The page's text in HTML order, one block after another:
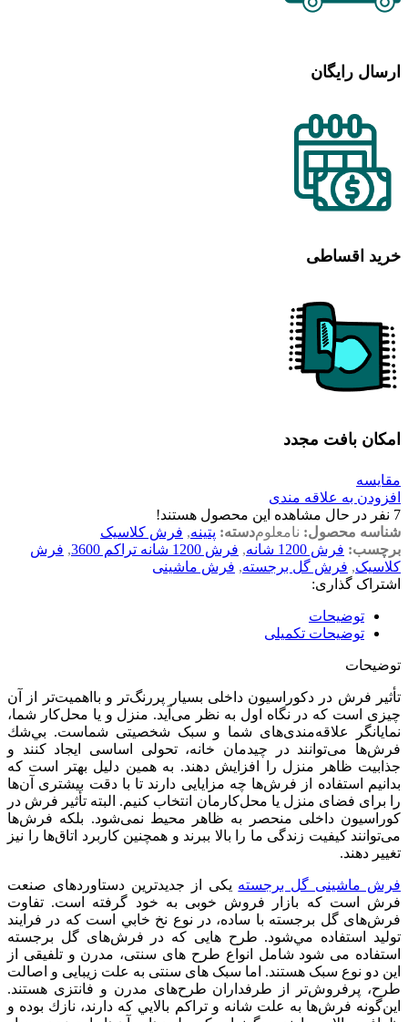
ارسال رایگان
خرید اقساطی
امکان بافت مجدد
مقایسه
افزودن به علاقه مندی
7 نفر در حال مشاهده این محصول هستند!
شناسه محصول: نامعلومدسته: پتینه, فرش کلاسیک
برچسب: فرش 1200 شانه , فرش 1200 شانه تراکم 3600 , فرش
کلاسیک, فرش گل برجسته, فرش ماشینی
اشتراک گذاری:
توضیحات
توضیحات تکمیلی
توضیحات
تأثیر فرش در دکوراسیون داخلی بسیار پررنگ‌تر و بااهمیت‌تر از آن
چیزی است که در نگاه اول به نظر می‌آید. منزل و یا محل‌کار شما،
نمایانگر علاقه‌مندی‌های شما و سبک شخصیتی شماست. بي‌شك
فرش‌ها می‌توانند در چیدمان خانه، تحولی اساسی ایجاد کنند و
جذابيت ظاهر منزل را افزايش دهند. به همین دلیل بهتر است که
بدانیم استفاده از فرش‌ها چه مزایایی دارند تا با دقت بیشتری آن‌ها
را برای فضای منزل یا محل‌کارمان انتخاب کنیم. البته تأثیر فرش در
کوراسیون داخلی منحصر به ظاهر محیط نمی‌شود. بلکه فرش‌ها
می‌توانند کیفیت زندگی ما را بالا ببرند و همچنین کاربرد اتاق‌ها را نیز
تغییر دهند.
فرش ماشینی گل برجسته یکی از جدیدترین دستاوردهای صنعت
فرش است كه بازار فروش خوبی به خود گرفته است. تفاوت
فرش‌های گل برجسته با ساده، در نوع نخ خابي است كه در فرايند
توليد استفاده مي‌شود. طرح هایی که در فرش‌های گل برجسته
استفاده می شود شامل انواع طرح های سنتی، مدرن و تلفیقی از
این دو نوع سبک هستند. اما سبک های سنتی به علت زیبایی و اصالت
طرح، پرفروش‌تر از طرفداران طرح‌های مدرن و فانتزی هستند.
اين‌گونه فرش‌ها به علت شانه و تراكم بالايي كه دارند، نازك بوده و